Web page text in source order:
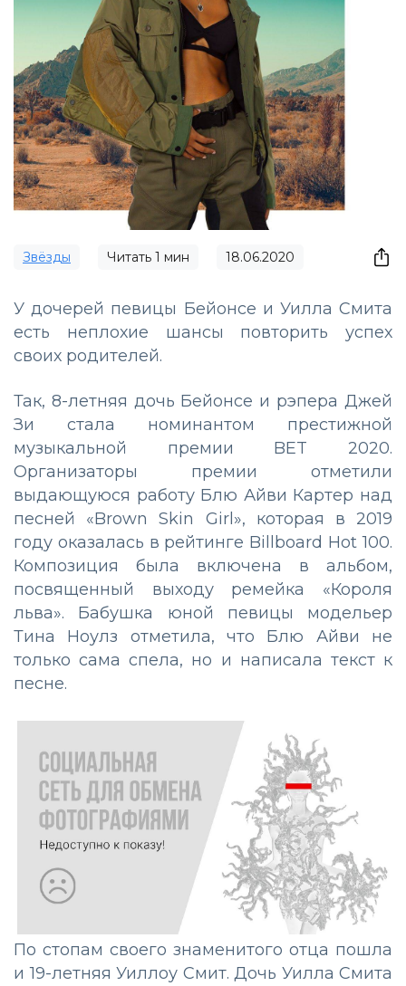
Звёзды Читать 1 мин 18.06.2020
У дочерей певицы Бейонсе и Уилла Смита
есть неплохие шансы повторить успех
своих родителей.
Так, 8-летняя дочь Бейонсе и рэпера Джей
Зи стала номинантом престижной
музыкальной премии BET 2020.
Организаторы премии отметили
выдающуюся работу Блю Айви Картер над
песней «Brown Skin Girl», которая в 2019
году оказалась в рейтинге Billboard Hot 100.
Композиция была включена в альбом,
посвященный выходу ремейка «Короля
льва». Бабушка юной певицы модельер
Тина Ноулз отметила, что Блю Айви не
только сама спела, но и написала текст к
песне.
По стопам своего знаменитого отца пошла
и 19-летняя Уиллоу Смит. Дочь Уилла Смита